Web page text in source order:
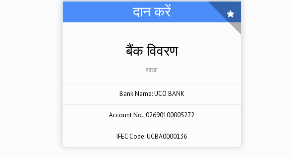
दान करें
बैंक विवरण
शाखा
Bank Name: UCO BANK
Account No.: 02690100005272
IFEC Code: UCBA0000136